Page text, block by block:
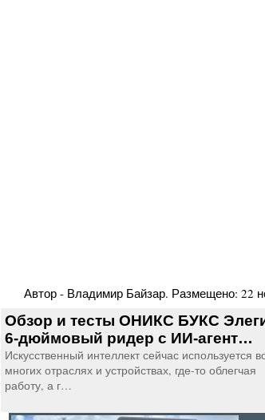
Автор - Владимир Байзар. Размещено: 22
Обзор и тесты ОНИКС БУКС
6-дюймовый ридер с ИИ-агент…
Искусственный интеллект сейчас используется
многих отраслях и устройствах, где-то облегчая
работу, а г…